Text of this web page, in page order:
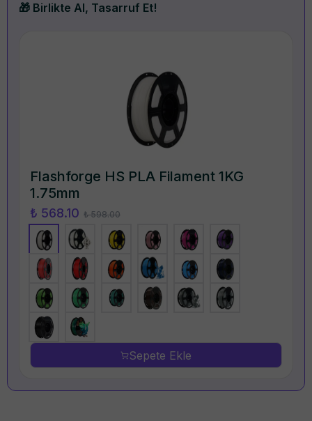
🎁 Birlikte Al, Tasarruf Et!
Flashforge HS PLA Filament 1KG
1.75mm
₺ 568.10 ₺ 598.00
Sepete Ekle